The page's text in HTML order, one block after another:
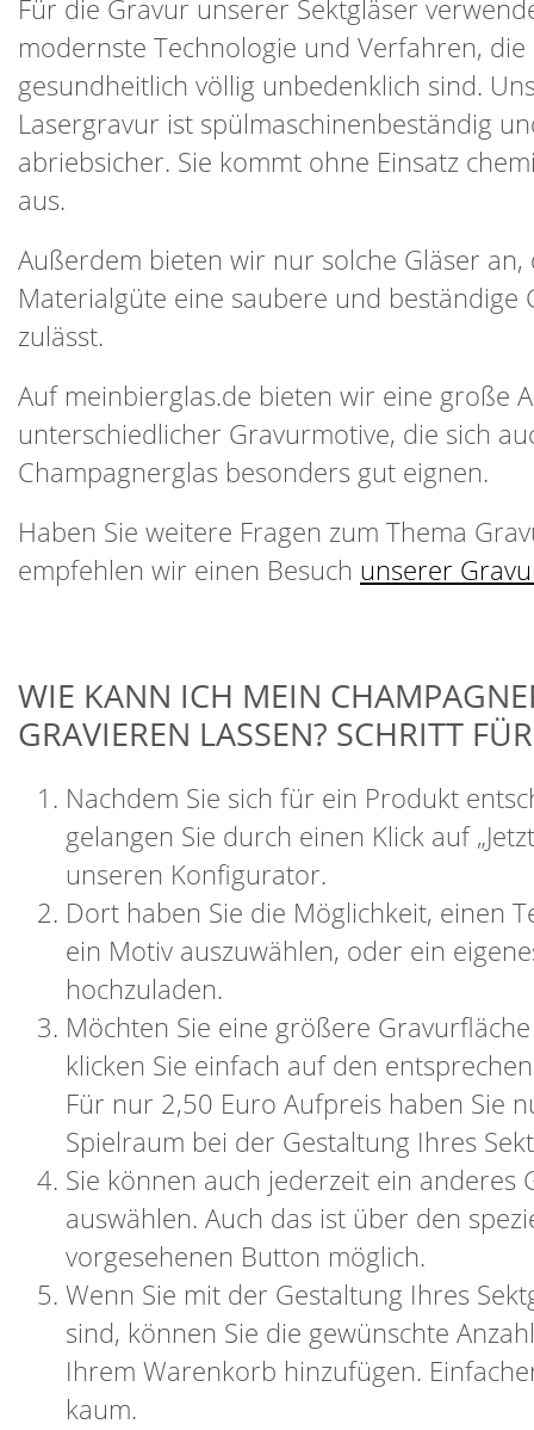
Für die Gravur unserer Sektgläser
modernste Technologie und Verfahren, die
gesundheitlich völlig unbedenklich sind.
Lasergravur ist spülmaschinenbeständig
abriebsicher. Sie kommt ohne Einsatz
aus.
Außerdem bieten wir nur solche Gläser an,
Materialgüte eine saubere und beständige
zulässt.
Auf meinbierglas.de bieten wir eine große
unterschiedlicher Gravurmotive, die sich
Champagnerglas besonders gut eignen.
Haben Sie weitere Fragen zum Thema
empfehlen wir einen Besuch unserer
WIE KANN ICH MEIN
GRAVIEREN LASSEN? SCHRITT
Nachdem Sie sich für ein Produkt
gelangen Sie durch einen Klick auf
unseren Konfigurator.
Dort haben Sie die Möglichkeit, einen
ein Motiv auszuwählen, oder ein
hochzuladen.
Möchten Sie eine größere
klicken Sie einfach auf den
Für nur 2,50 Euro Aufpreis haben Sie
Spielraum bei der Gestaltung Ihres
Sie können auch jederzeit ein anderes
auswählen. Auch das ist über den
vorgesehenen Button möglich.
Wenn Sie mit der Gestaltung Ihres
sind, können Sie die gewünschte
Ihrem Warenkorb hinzufügen.
kaum.